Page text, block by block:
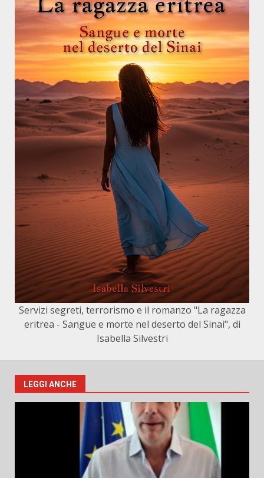
Servizi segreti, terrorismo e il romanzo "La ragazza
eritrea - Sangue e morte nel deserto del Sinai", di
Isabella Silvestri
LEGGI ANCHE